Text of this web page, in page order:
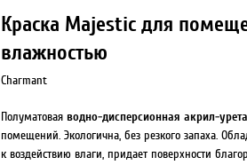
Краска Majestic для
влажностью
Charmant
Полуматовая водно-дисперсионная акрил-
помещений. Экологична, без резкого запаха.
к воздействию влаги, придает поверхности